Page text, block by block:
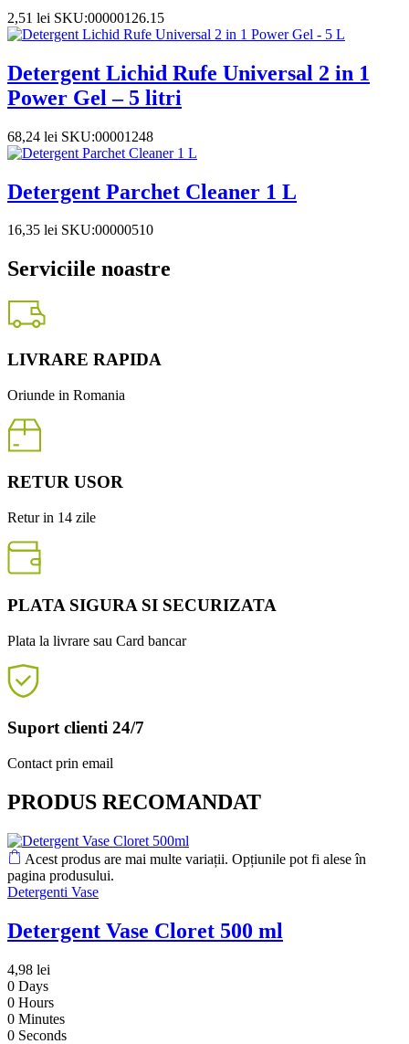
2,51 lei SKU:00000126.15
Detergent Lichid Rufe Universal 2 in 1
Power Gel – 5 litri
68,24 lei SKU:00001248
Detergent Parchet Cleaner 1 L
16,35 lei SKU:00000510
Serviciile noastre
LIVRARE RAPIDA
Oriunde in Romania
RETUR USOR
Retur in 14 zile
PLATA SIGURA SI SECURIZATA
Plata la livrare sau Card bancar
Suport clienti 24/7
Contact prin email
PRODUS RECOMANDAT
Acest produs are mai multe variații. Opțiunile pot fi alese în
pagina produsului.
Detergenti Vase
Detergent Vase Cloret 500 ml
4,98 lei
0 Days
0 Hours
0 Minutes
0 Seconds